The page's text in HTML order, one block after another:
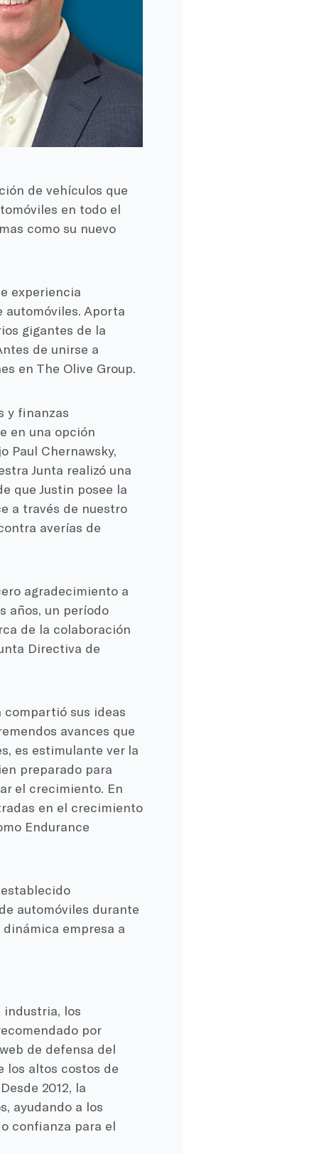
de vehículos que
en todo el
como su nuevo
experiencia
Aporta
gigantes de la
de unirse a
en The Olive Group.
y finanzas
en una opción
Paul Chernawsky,
Junta realizó una
que Justin posee la
a través de nuestro
averías de
agradecimiento a
años, un período
de la colaboración
Directiva de
compartió sus ideas
avances que
es estimulante ver la
preparado para
el crecimiento. En
en el crecimiento
Endurance
automóviles durante
empresa a
industria, los
por
de defensa del
los altos costos de
2012, la
ayudando a los
confianza para el